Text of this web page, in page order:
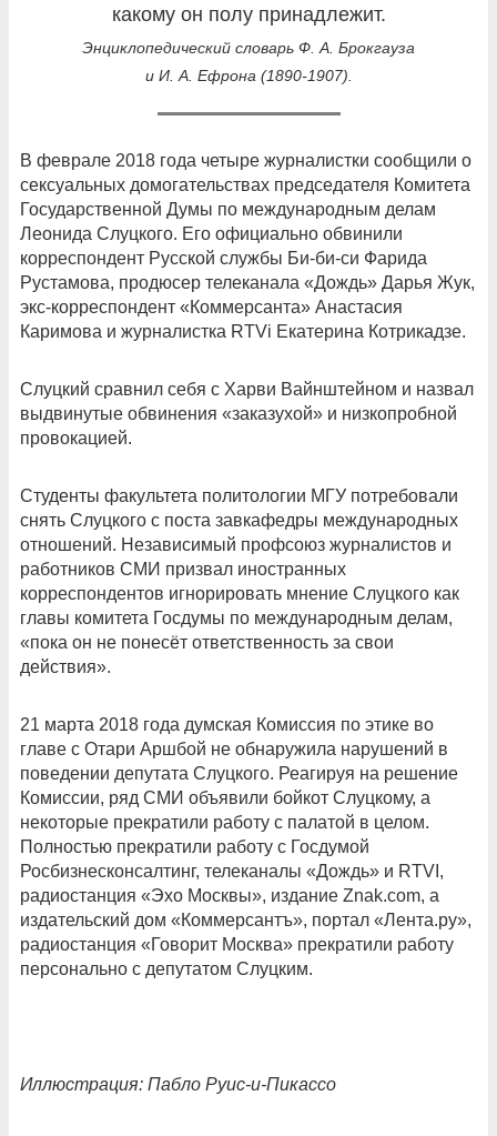
какому он полу принадлежит.
Энциклопедический словарь Ф. А. Брокгауза
и И. А. Ефрона (1890-1907).
В феврале 2018 года четыре журналистки сообщили о
сексуальных домогательствах председателя Комитета
Государственной Думы по международным делам
Леонида Слуцкого. Его официально обвинили
корреспондент Русской службы Би-би-си Фарида
Рустамова, продюсер телеканала «Дождь» Дарья Жук,
экс-корреспондент «Коммерсанта» Анастасия
Каримова и журналистка RTVi Екатерина Котрикадзе.
Слуцкий сравнил себя с Харви Вайнштейном и назвал
выдвинутые обвинения «заказухой» и низкопробной
провокацией.
Студенты факультета политологии МГУ потребовали
снять Слуцкого с поста завкафедры международных
отношений. Независимый профсоюз журналистов и
работников СМИ призвал иностранных
корреспондентов игнорировать мнение Слуцкого как
главы комитета Госдумы по международным делам,
«пока он не понесёт ответственность за свои
действия».
21 марта 2018 года думская Комиссия по этике во
главе с Отари Аршбой не обнаружила нарушений в
поведении депутата Слуцкого. Реагируя на решение
Комиссии, ряд СМИ объявили бойкот Слуцкому, а
некоторые прекратили работу с палатой в целом.
Полностью прекратили работу с Госдумой
Росбизнесконсалтинг, телеканалы «Дождь» и RTVI,
радиостанция «Эхо Москвы», издание Znak.com, а
издательский дом «Коммерсантъ», портал «Лента.ру»,
радиостанция «Говорит Москва» прекратили работу
персонально с депутатом Слуцким.
Иллюстрация: Пабло Руис-и-Пикассо